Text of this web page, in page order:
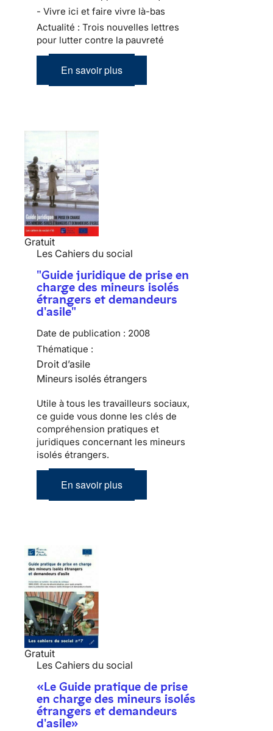
- Vivre ici et faire vivre là-bas
Actualité : Trois nouvelles lettres
pour lutter contre la pauvreté
En savoir plus
Gratuit
Les Cahiers du social
"Guide juridique de prise en
charge des mineurs isolés
étrangers et demandeurs
d'asile"
Date de publication : 2008
Thématique :
Droit d’asile
Mineurs isolés étrangers
Utile à tous les travailleurs sociaux,
ce guide vous donne les clés de
compréhension pratiques et
juridiques concernant les mineurs
isolés étrangers.
En savoir plus
Gratuit
Les Cahiers du social
«Le Guide pratique de prise
en charge des mineurs isolés
étrangers et demandeurs
d'asile»